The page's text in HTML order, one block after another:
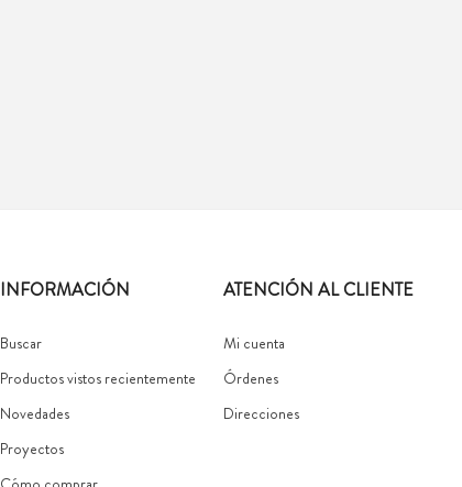
INFORMACIÓN
Buscar
Productos vistos recientemente
Novedades
Proyectos
ATENCIÓN AL CLIENTE
Mi cuenta
Órdenes
Direcciones